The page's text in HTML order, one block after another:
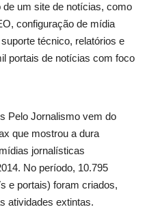
um site de notícias, como
configuração de mídia
técnico, relatórios e
portais de notícias com foco
Pelo Jornalismo vem do
que mostrou a dura
jornalísticas
No período, 10.795
e portais) foram criados,
atividades extintas.